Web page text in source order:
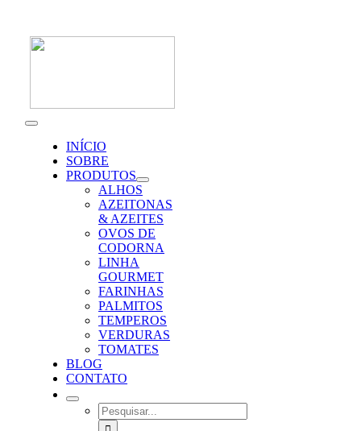
content
Toggle
NavigationINÍCIO
SOBRE
PRODUTOS
ALHOS
AZEITONAS
& AZEITES
OVOS DE
CODORNA
LINHA
GOURMET
FARINHAS
PALMITOS
TEMPEROS
VERDURAS
TOMATES
BLOG
CONTATO
SEARCH
FOR: